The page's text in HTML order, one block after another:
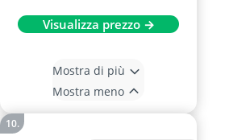
Visualizza prezzo →
Mostra di più
Mostra meno